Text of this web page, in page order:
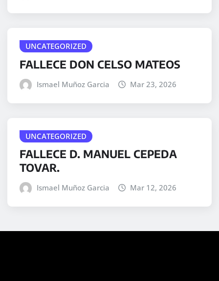
UNCATEGORIZED
FALLECE DON CELSO MATEOS
Ismael Muñoz Garcia Mar 23, 2026
UNCATEGORIZED
FALLECE D. MANUEL CEPEDA
TOVAR.
Ismael Muñoz Garcia Mar 12, 2026